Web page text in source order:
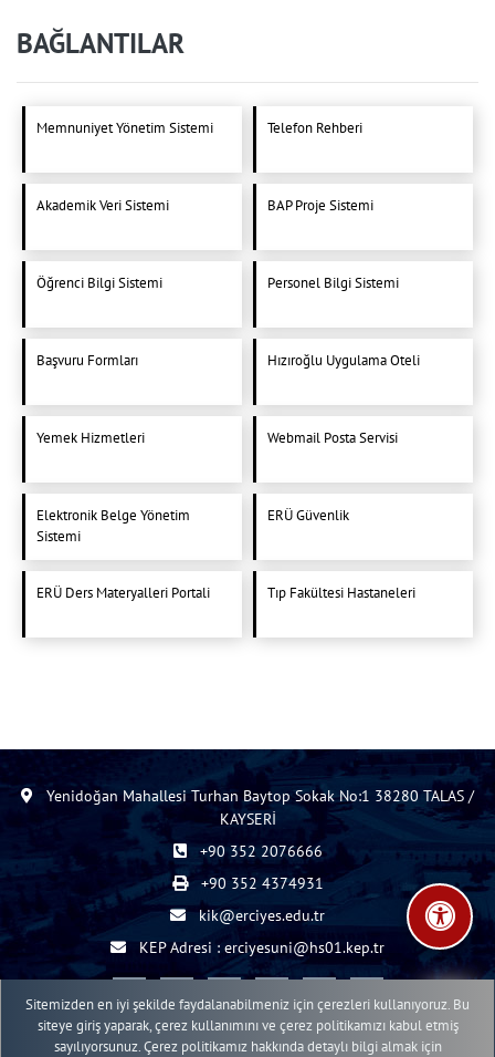
BAĞLANTILAR
Memnuniyet Yönetim Sistemi Telefon Rehberi
Akademik Veri Sistemi BAP Proje Sistemi
Öğrenci Bilgi Sistemi Personel Bilgi Sistemi
Başvuru Formları Hızıroğlu Uygulama Oteli
Yemek Hizmetleri Webmail Posta Servisi
Elektronik Belge Yönetim
Sistemi
ERÜ Güvenlik
ERÜ Ders Materyalleri Portali Tıp Fakültesi Hastaneleri
Yenidoğan Mahallesi Turhan Baytop Sokak No:1 38280 TALAS /
KAYSERİ
+90 352 2076666
+90 352 4374931
kik@erciyes.edu.tr
KEP Adresi : erciyesuni@hs01.kep.tr
2015 - 2026 © ERÜ Web İçerik Yönetim Sistemi
Sitemizden en iyi şekilde faydalanabilmeniz için çerezleri kullanıyoruz. Bu
siteye giriş yaparak, çerez kullanımını ve çerez politikamızı kabul etmiş
sayılıyorsunuz. Çerez politikamız hakkında detaylı bilgi almak için